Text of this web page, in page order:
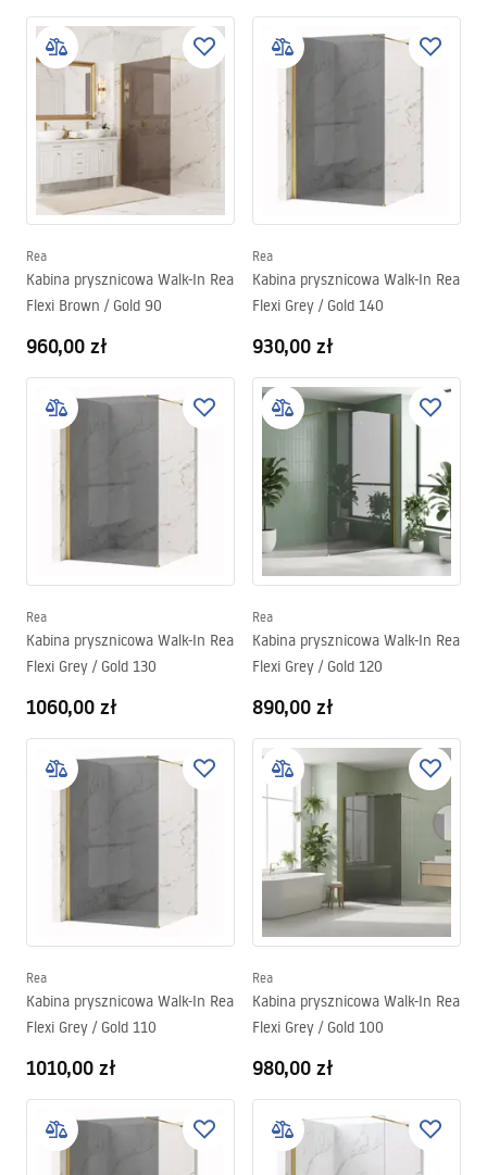
Rea
Kabina prysznicowa Walk-In Rea
Flexi Brown / Gold 90
960,00 zł
Rea
Kabina prysznicowa Walk-In Rea
Flexi Grey / Gold 140
930,00 zł
Rea
Kabina prysznicowa Walk-In Rea
Flexi Grey / Gold 130
1060,00 zł
Rea
Kabina prysznicowa Walk-In Rea
Flexi Grey / Gold 120
890,00 zł
Rea
Kabina prysznicowa Walk-In Rea
Flexi Grey / Gold 110
1010,00 zł
Rea
Kabina prysznicowa Walk-In Rea
Flexi Grey / Gold 100
980,00 zł